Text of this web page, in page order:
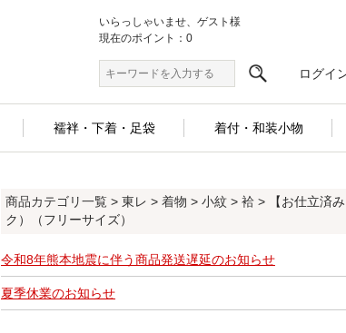
いらっしゃいませ、ゲスト様
現在のポイント：0
ログイ
襦袢・下着・足袋 着付・和装小物
商品カテゴリ一覧 > 東レ > 着物 > 小紋 > 袷 > 【お仕立済
ク）（フリーサイズ）
令和8年熊本地震に伴う商品発送遅延のお知らせ
夏季休業のお知らせ